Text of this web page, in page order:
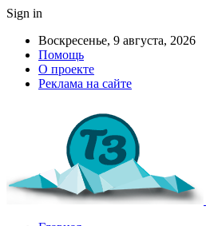
Sign in
Воскресенье, 9 августа, 2026
Помощь
О проекте
Реклама на сайте